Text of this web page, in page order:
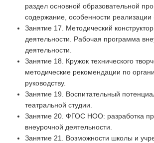
раздел основной образовательной
содержание, особенности
Занятие 17. Методический
деятельности. Рабочая программа
деятельности.
Занятие 18. Кружок технического
методические рекомендации по
руководству.
Занятие 19. Воспитательный
театральной студии.
Занятие 20. ФГОС НОО: разработка
внеурочной деятельности.
Занятие 21. Возможности школы и